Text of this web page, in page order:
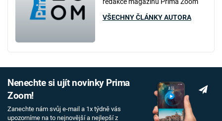
VŠECHNY ČLÁNKY AUTORA
Nenechte si ujít novinky Prima
Zoom!
Zanechte nám svůj e-mail a 1x týdně vás
upozorníme na to nejnovější a nejlepší z